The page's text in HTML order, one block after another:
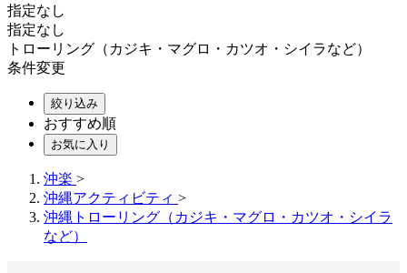
指定なし
指定なし
トローリング（カジキ・マグロ・カツオ・シイラなど）
条件変更
絞り込み
おすすめ順
お気に入り
沖楽 >
沖縄アクティビティ >
沖縄トローリング（カジキ・マグロ・カツオ・シイラ
など）